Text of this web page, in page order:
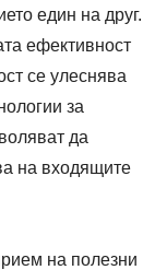
един на друг.
ефективност
се улеснява
за
да
на входящите
на полезни